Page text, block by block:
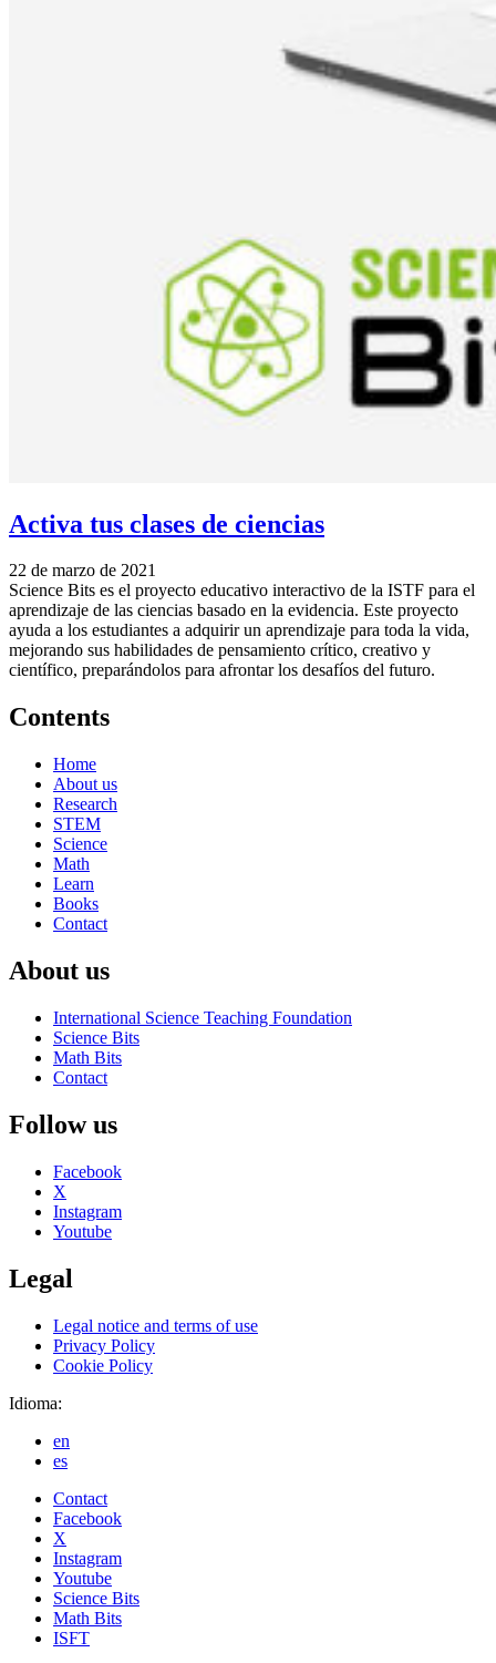
Activa tus clases de ciencias
22 de marzo de 2021
Science Bits es el proyecto educativo interactivo de la ISTF para el
aprendizaje de las ciencias basado en la evidencia. Este proyecto
ayuda a los estudiantes a adquirir un aprendizaje para toda la vida,
mejorando sus habilidades de pensamiento crítico, creativo y
científico, preparándolos para afrontar los desafíos del futuro.
Contents
Home
About us
Research
STEM
Science
Math
Learn
Books
Contact
About us
International Science Teaching Foundation
Science Bits
Math Bits
Contact
Follow us
Facebook
X
Instagram
Youtube
Legal
Legal notice and terms of use
Privacy Policy
Cookie Policy
Idioma:
en
es
Contact
Facebook
X
Instagram
Youtube
Science Bits
Math Bits
ISFT